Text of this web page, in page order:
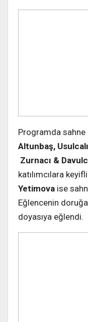
Programda sahne
Altunbaş,
Zurnacı &
katılımcılara
Yetimova ise
Eğlencenin
doyasıya eğlendi.